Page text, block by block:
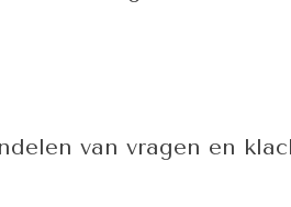
van vragen en